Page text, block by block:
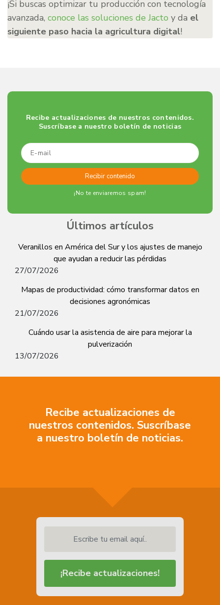
¡Si buscas optimizar tu producción con tecnología
avanzada, conoce las soluciones de Jacto y da el
siguiente paso hacia la agricultura digital!
Recibe actualizaciones de nuestros contenidos.
Suscríbase a nuestro boletín de noticias
¡No te enviaremos spam!
Últimos artículos
Veranillos en América del Sur y los ajustes de manejo
que ayudan a reducir las pérdidas
27/07/2026
Mapas de productividad: cómo transformar datos en
decisiones agronómicas
21/07/2026
Cuándo usar la asistencia de aire para mejorar la
pulverización
13/07/2026
Recibe actualizaciones de
nuestros contenidos. Suscríbase
a nuestro boletín de noticias.
¡Recibe actualizaciones!